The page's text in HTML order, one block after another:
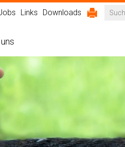
Links Downloads
Überblick